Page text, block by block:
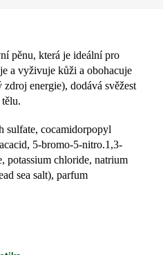
pěnu, která je ideální pro
a vyživuje kůži a obohacuje
energie), dodává svěžest
sulfate, cocamidorpopyl
5-bromo-5-nitro.1,3-
potassium chloride, natrium
sea salt), parfum